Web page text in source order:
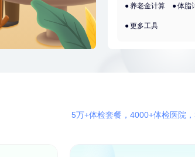
2分钟前 肖**
成功预约了妇科套餐
4分钟前
购买了公牛环球旅行转
养老金计算 体脂
更多工具
5万+体检套餐，4000+体检医院